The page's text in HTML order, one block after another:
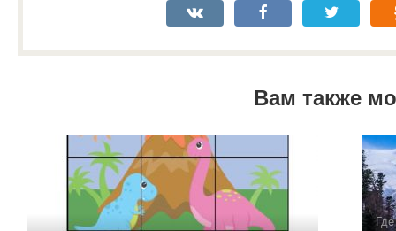
Вам также